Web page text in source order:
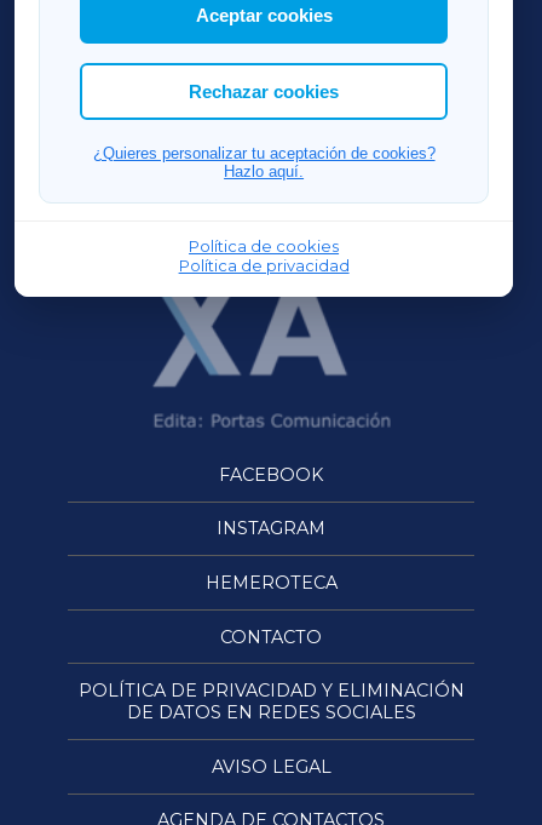
Asimismo, puedes personalizar la elección de
las cookies que deseas permitir.
Aceptar cookies
Rechazar cookies
¿Quieres personalizar tu aceptación de cookies?
Hazlo aquí.
Política de cookies
Política de privacidad
RIBEIRASACRAXA
ACORUÑAXA
FERROLXA
OURENSEXA
FACEBOOK
INSTAGRAM
HEMEROTECA
CONTACTO
POLÍTICA DE PRIVACIDAD Y ELIMINACIÓN
DE DATOS EN REDES SOCIALES
AVISO LEGAL
AGENDA DE CONTACTOS